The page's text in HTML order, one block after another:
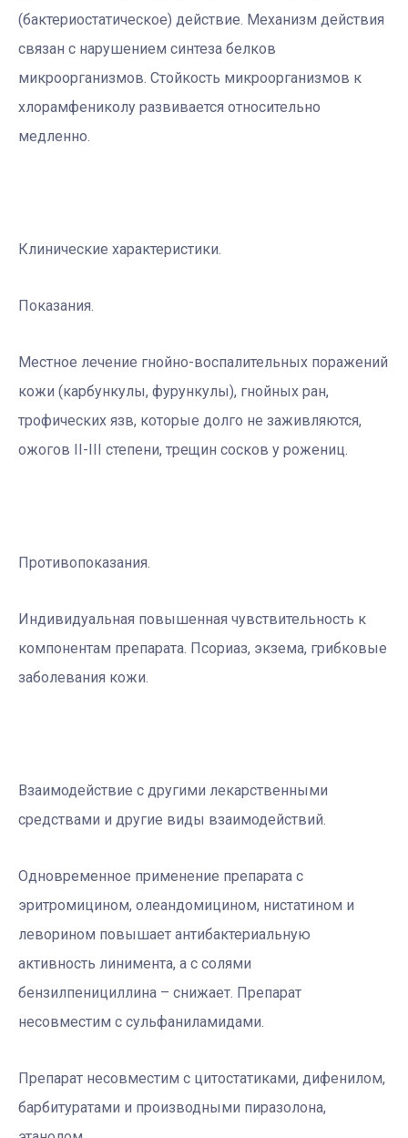
(бактериостатическое) действие. Механизм действия
связан с нарушением синтеза белков
микроорганизмов. Стойкость микроорганизмов к
хлорамфениколу развивается относительно
медленно.
Клинические характеристики.
Показания.
Местное лечение гнойно-воспалительных поражений
кожи (карбункулы, фурункулы), гнойных ран,
трофических язв, которые долго не заживляются,
ожогов II-III степени, трещин сосков у рожениц.
Противопоказания.
Индивидуальная повышенная чувствительность к
компонентам препарата. Псориаз, экзема, грибковые
заболевания кожи.
Взаимодействие с другими лекарственными
средствами и другие виды взаимодействий.
Одновременное применение препарата с
эритромицином, олеандомицином, нистатином и
леворином повышает антибактериальную
активность линимента, а с солями
бензилпенициллина – снижает. Препарат
несовместим с сульфаниламидами.
Препарат несовместим с цитостатиками, дифенилом,
барбитуратами и производными пиразолона,